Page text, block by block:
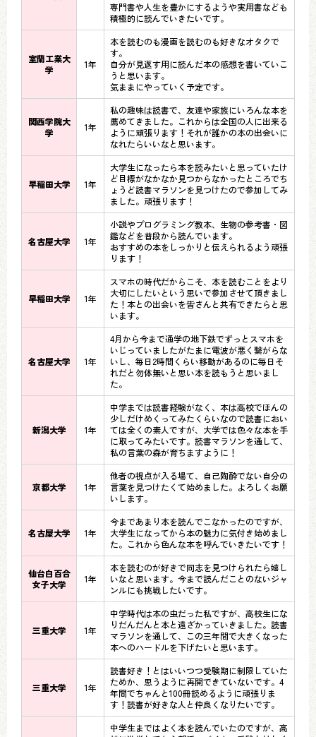
専門書や人生を豊かにするようや実用書なども
積極的に読んでいきたいです。
室蘭工業大
学
1年
本を読むのも漫画を読むのも好きなオタクで
す。
自分が見返す用に読んだ本の感想を書いていこ
うと思います。
気ままにやっていく予定です。
関西学院大
学
1年
私の趣味は読書で、友達や家族にいろんな本を
薦めてきました。これからは全国の人に出来る
ように頑張ります！それが誰かの本の出会いに
なれたらいいなと思います。
早稲田大学 1年
大学生になったら本を読みたいと思っていたけ
ど目標がなかなか見つからなかったところでち
ょうど読書マラソンを見つけたので参加してみ
ました。頑張ります！
名古屋大学 1年
小説やプログラミング教本、生物の参考書・図
鑑などを普段から読んでいます。
おすすめの本をしっかりと伝えられるよう頑張
ります！
早稲田大学 1年
スマホの時代だからこそ、本を読むことをより
大切にしたいという思いで参加させて頂きまし
た！本との出会いを皆さんと共有できたらと思
います。
名古屋大学 1年
4月から今まで通学の地下鉄でずっとスマホを
いじっていましたがたまに電波が悪く繋がらな
いし、毎日2時間くらい移動があるのに毎日そ
れだと勿体無いと思い本を読もうと思いまし
た。
新潟大学 1年
中学までは読書経験がなく、本は高校でほんの
少しだけめくってみたくらいなので読書におい
ては全くの素人ですが、大学では色々な本を手
に取ってみたいです。読書マラソンを通して、
私の言葉の森が育ちますように！
京都大学 1年
他者の視点が入る場て、自己陶酔でない自分の
言葉を見つけたくて始めました。よろしくお願
いします。
名古屋大学 1年
今まであまり本を読んでこなかったのですが、
大学生になってから本の魅力に気付き始めまし
た。これから色んな本を呼んでいきたいです！
仙台白百合
女子大学
1年
本を読むのが好きで同志を見つけられたら嬉し
いなと思います。今まで読んだことのないジャ
ンルにも挑戦したいです。
三重大学 1年
中学時代は本の虫だった私ですが、高校生にな
りだんだんと本と遠ざかっていきました。読書
マラソンを通して、この三年間で大きくなった
本へのハードルを下げたいと思います。
三重大学 1年
読書好き！とはいいつつ受験期に制限していた
ためか、思うように再開できていないです。4
年間でちゃんと100冊読めるように頑張りま
す！読書が好きな人と仲良くなりたいです。
中学生まではよく本を読んでいたのですが、高